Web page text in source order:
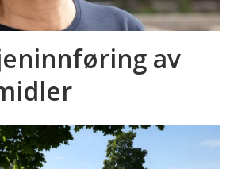
av